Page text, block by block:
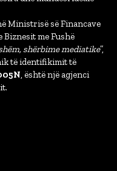
Ministrisë së Financave
Biznesit me Fushë
shërbime mediatike”,
të identifikimit të
, është një agjenci